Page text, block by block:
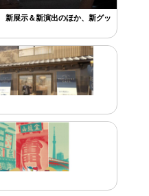
展示＆新演出のほか、新グッ